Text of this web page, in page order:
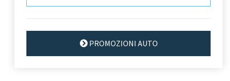
PROMOZIONI AUTO